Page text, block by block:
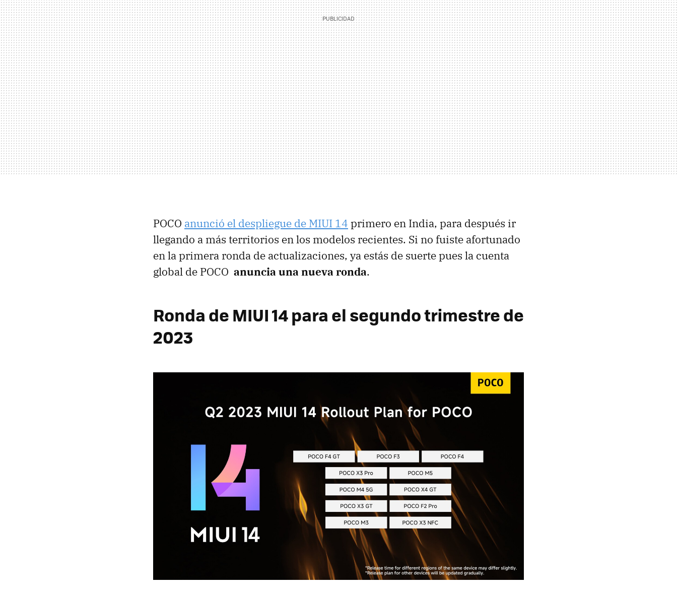
POCO anunció el despliegue de MIUI 14 primero en India, para después ir
llegando a más territorios en los modelos recientes. Si no fuiste afortunado
en la primera ronda de actualizaciones, ya estás de suerte pues la cuenta
global de POCO anuncia una nueva ronda.
Ronda de MIUI 14 para el segundo trimestre de
2023